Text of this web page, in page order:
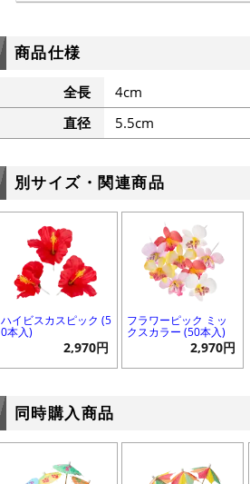
商品仕様
全長
4cm
直径
5.5cm
別サイズ・関連商品
ハイビスカスピック (5
0本入)
2,970円
フラワーピック ミッ
クスカラー (50本入)
2,970円
同時購入商品